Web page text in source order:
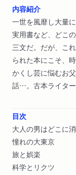
内容紹介
一世を風靡し大量
実用書など、どこ
三文だ。だが、こ
られた本にこそ、
かくし芸に悩むお
話…。古本ライター
目次
大人の男はどこに
憧れの大東京
旅と娯楽
科学とリクツ